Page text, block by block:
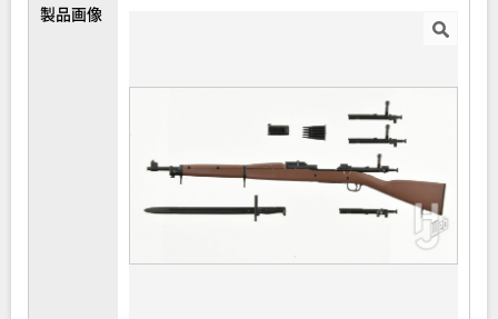
製品画像